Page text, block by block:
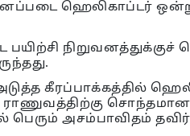
ஹெலிகாப்டர்
நிறுவனத்துக்குச்
கீரப்பாக்கத்தில்
அசம்பாவிதம்